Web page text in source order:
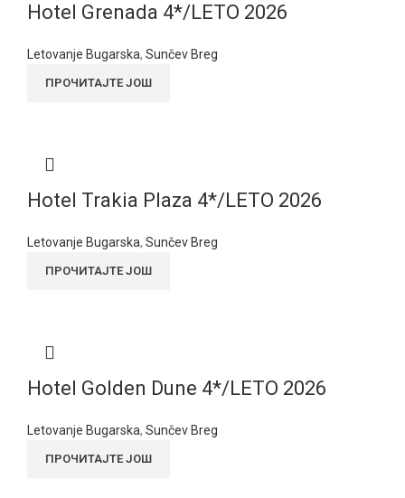
Hotel Grenada 4*/LETO 2026
Letovanje Bugarska, Sunčev Breg
ПРОЧИТАЈТЕ ЈОШ
Hotel Trakia Plaza 4*/LETO 2026
Letovanje Bugarska, Sunčev Breg
ПРОЧИТАЈТЕ ЈОШ
Hotel Golden Dune 4*/LETO 2026
Letovanje Bugarska, Sunčev Breg
ПРОЧИТАЈТЕ ЈОШ